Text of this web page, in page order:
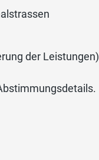
der Leistungen)